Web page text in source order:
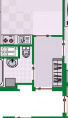
№1
ЗАГАЛЬНА ПЛОЩА -
ЖИТЛОВА ПЛОЩА